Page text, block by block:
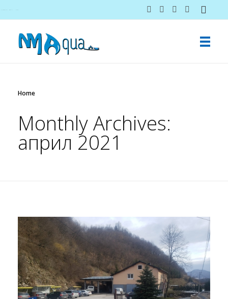
NMAqua
konsalting i ekspertiza gubitaka vodovodnih sistema
Home
Monthly Archives:
април 2021